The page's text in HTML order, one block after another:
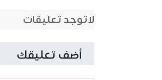
لاتوجد تعليقات
أضف تعليقك